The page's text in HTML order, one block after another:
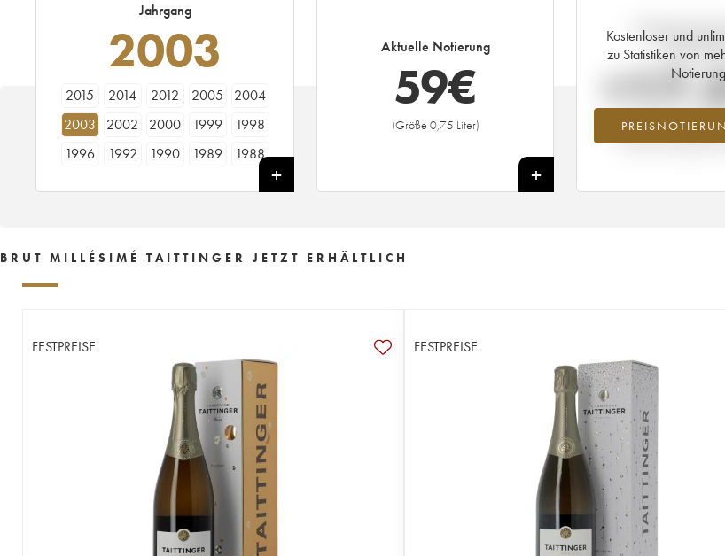
Jahrgang
2003
2015 2014 2012 2005
2004
2003
2002 2000 1999
1998
1996
1992 1990 1989
1988
Aktuelle Notierung
59€
(Größe 0,75 Liter)
+
Kostenloser und
zu Statistiken von
Aktuelle
Preisanstiegs des
2026 im Vergleich
BRUT MILLÉSIMÉ TAITTINGER JETZT ERHÄLTLICH
FESTPREISE FESTPREISE